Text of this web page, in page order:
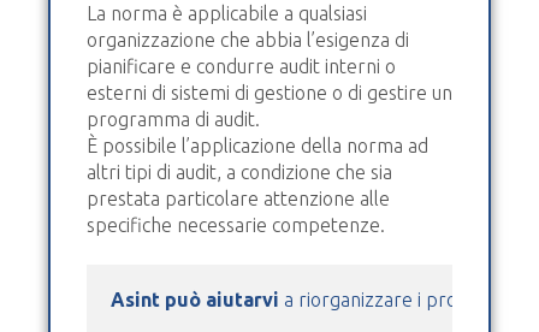
La norma è applicabile a qualsiasi
organizzazione che abbia l’esigenza di
pianificare e condurre audit interni o
esterni di sistemi di gestione o di gestire un
programma di audit.
È possibile l’applicazione della norma ad
altri tipi di audit, a condizione che sia
prestata particolare attenzione alle
specifiche necessarie competenze.
Asint può aiutarvi a riorganizzare i processi